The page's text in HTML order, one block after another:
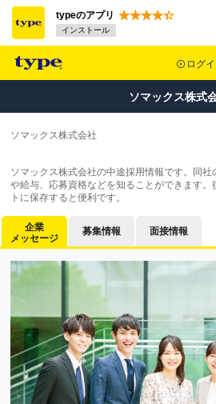
typeのアプリ
インストール
ログ
ソマックス株式
ソマックス株式会社
ソマックス株式会社の中途採用情報です。同
や給与、応募資格などを知ることができます
トに保存すると便利です。
企業
メッセージ
募集情報 面接情報